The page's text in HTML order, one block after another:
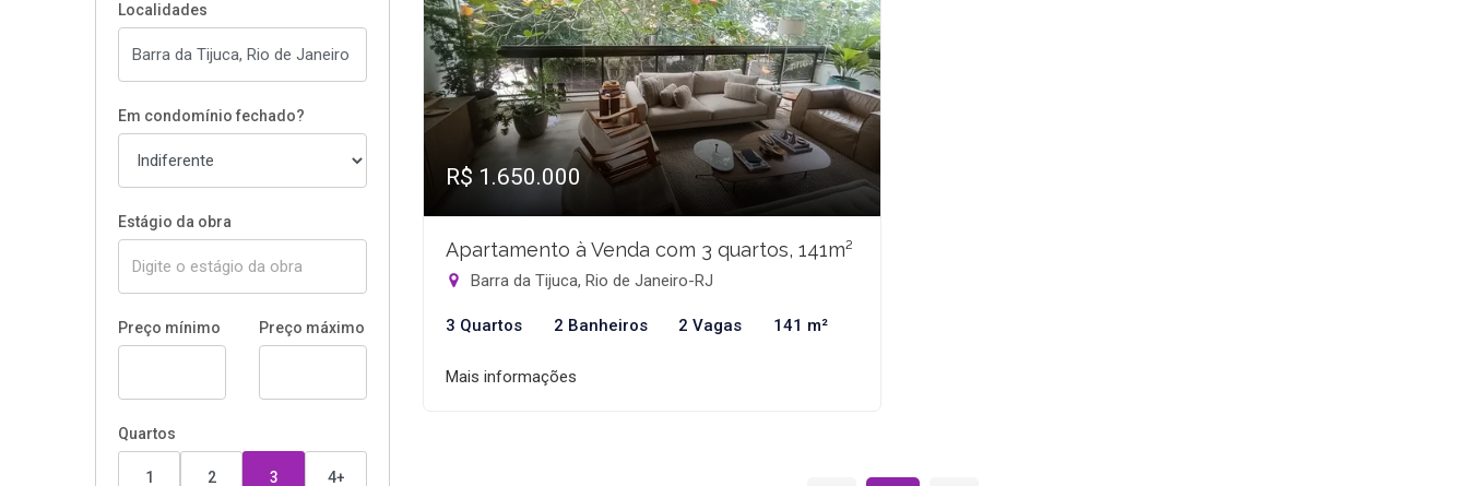
Localidades
Em condomínio fechado?
Estágio da obra
Preço mínimo Preço máximo
Quartos
1 2 3 4+
R$ 1.650.000
Apartamento à Venda com 3 quartos, 141m²
Barra da Tijuca, Rio de Janeiro-RJ
3 Quartos 2 Banheiros 2 Vagas 141 m²
Mais informações